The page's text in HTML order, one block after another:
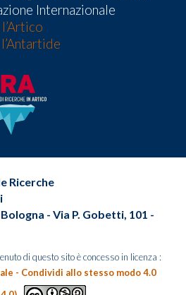
Internazionale
l’Antartide
Ricerche
- Via P. Gobetti, 101 -
di questo sito è concesso in licenza :
- Condividi allo stesso modo 4.0